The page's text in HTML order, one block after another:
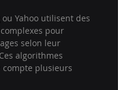
ou Yahoo utilisent des
pour
selon leur
algorithmes
plusieurs